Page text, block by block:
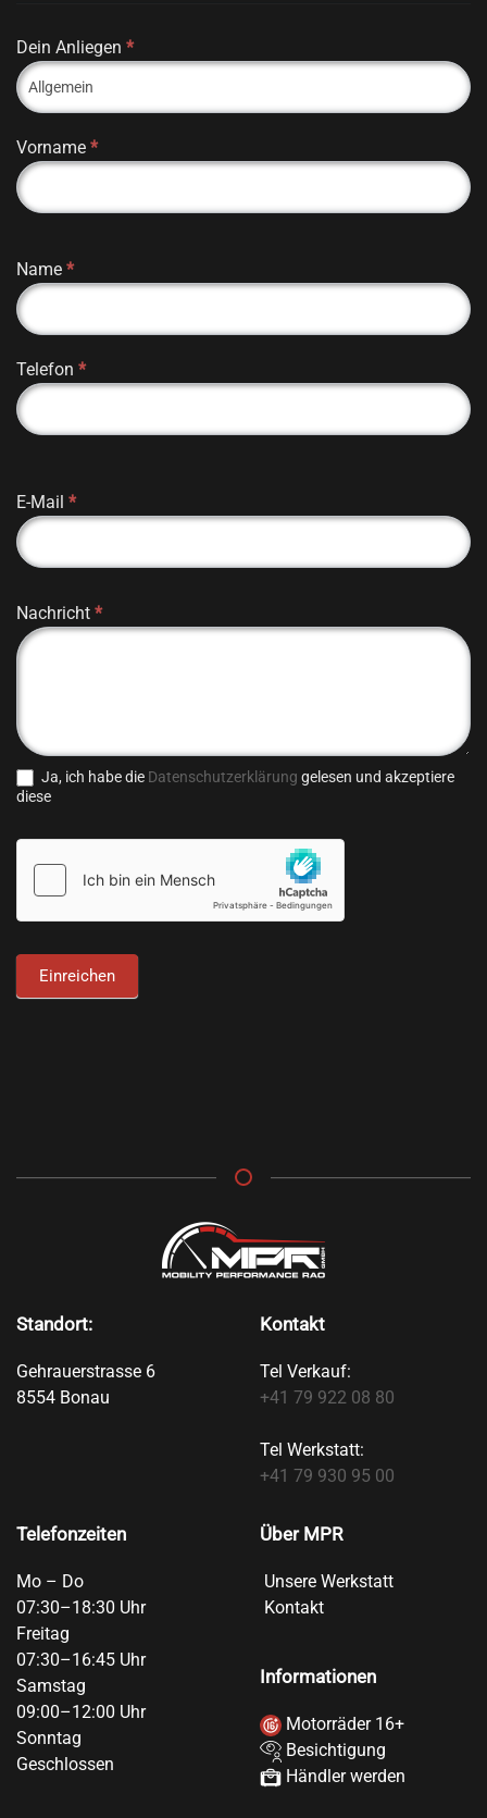
Dein Anliegen *
Vorname *
Name *
Telefon *
E-Mail *
Nachricht *
Ja, ich habe die Datenschutzerklärung gelesen und akzeptiere
diese
Einreichen
Standort:
Gehrauerstrasse 6
8554 Bonau
Kontakt
Tel Verkauf:
+41 79 922 08 80
Tel Werkstatt:
+41 79 930 95 00
Telefonzeiten
Mo – Do
07:30–18:30 Uhr
Freitag
07:30–16:45 Uhr
Samstag
09:00–12:00 Uhr
Sonntag
Geschlossen
Über MPR
Unsere Werkstatt
Kontakt
Informationen
Motorräder 16+
Besichtigung
Händler werden